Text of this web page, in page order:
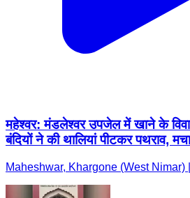
महेश्वर: मंडलेश्वर उपजेल में खाने के
बंदियों ने की थालियां पीटकर पथराव,
Maheshwar, Khargone (West Nimar)